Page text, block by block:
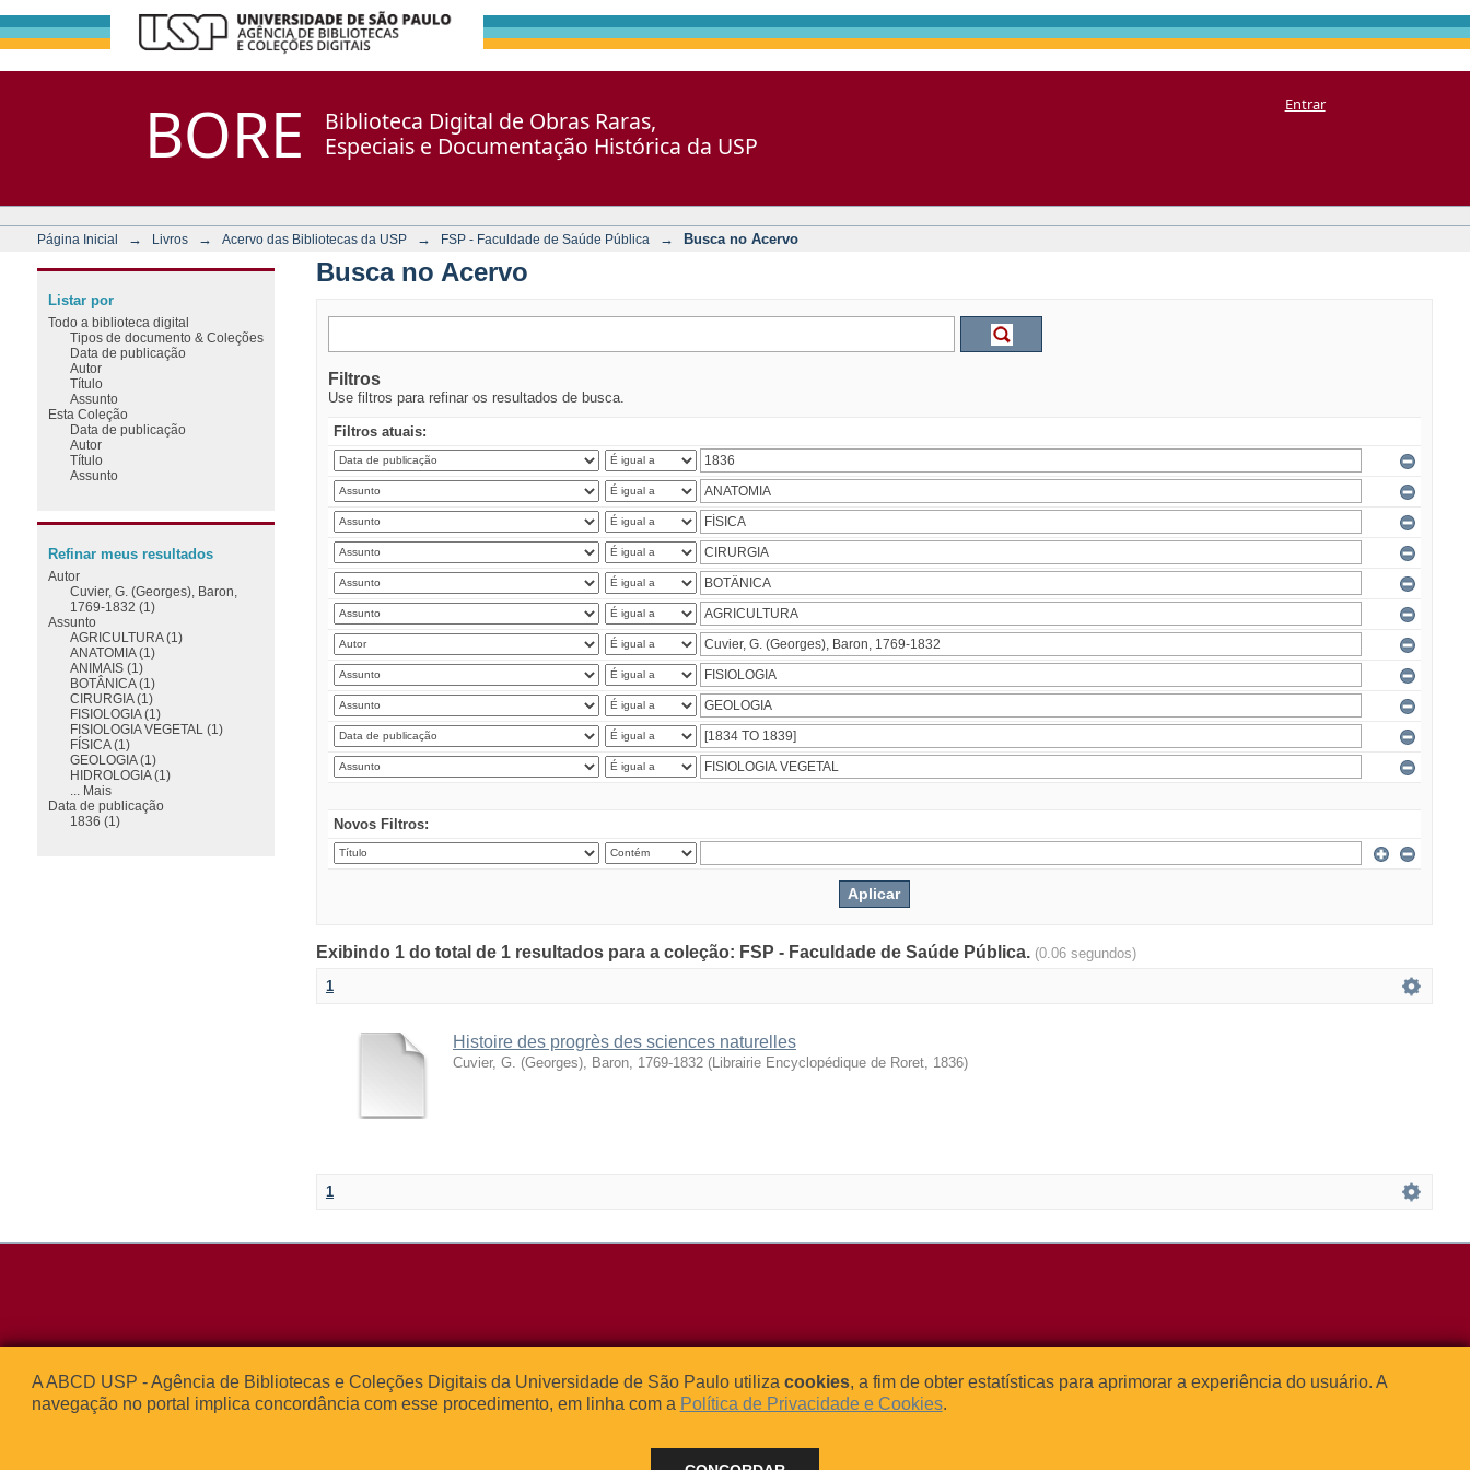
BORE
Biblioteca Digital de Obras Raras,
Especiais e Documentação Histórica da USP
Entrar
Página Inicial → Livros → Acervo das Bibliotecas da USP → FSP - Faculdade de Saúde Pública → Busca no Acervo
Busca no Acervo
Filtros
Use filtros para refinar os resultados de busca.
Filtros atuais:
Novos Filtros:
Exibindo 1 do total de 1 resultados para a coleção: FSP - Faculdade de Saúde Pública. (0.06 segundos)
1
Histoire des progrès des sciences naturelles
Cuvier, G. (Georges), Baron, 1769-1832 (Librairie Encyclopédique de Roret, 1836)
1
Listar por
Todo a biblioteca digital
Tipos de documento & Coleções
Data de publicação
Autor
Título
Assunto
Esta Coleção
Data de publicação
Autor
Título
Assunto
Refinar meus resultados
Autor
Cuvier, G. (Georges), Baron,
1769-1832 (1)
Assunto
AGRICULTURA (1)
ANATOMIA (1)
ANIMAIS (1)
BOTÂNICA (1)
CIRURGIA (1)
FISIOLOGIA (1)
FISIOLOGIA VEGETAL (1)
FÍSICA (1)
GEOLOGIA (1)
HIDROLOGIA (1)
... Mais
Data de publicação
1836 (1)
Rua da Praça do Relógio, 109 – Bloco L
05508-050 – Cidade Universitária
São Paulo, SP – Brasil
Tel: (0xx11) 3091-4195 / (0xx11) 3091-1541
Fax: (0xx11) 3091-1567
E-mail:atendimento@abcd.usp.br
  
A ABCD USP - Agência de Bibliotecas e Coleções Digitais da Universidade de São Paulo utiliza cookies, a fim de obter estatísticas para aprimorar a experiência do usuário. A
navegação no portal implica concordância com esse procedimento, em linha com a Política de Privacidade e Cookies.